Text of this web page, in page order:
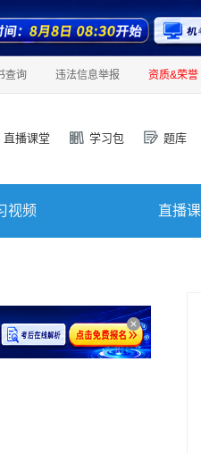
查询 违法信息举报 资质&荣誉
直播课堂 学习包 题库
视频 直播